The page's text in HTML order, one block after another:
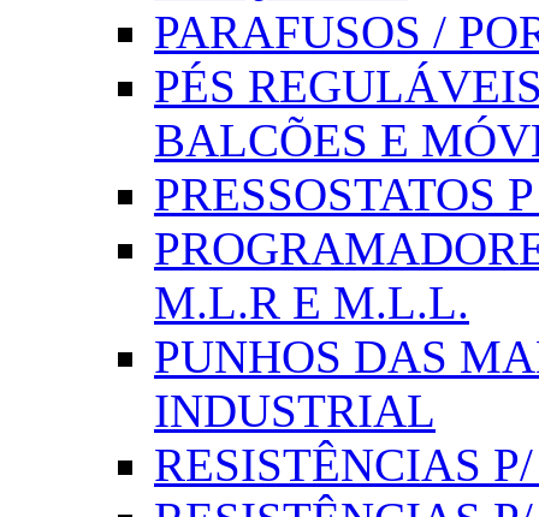
PARAFUSOS /
PÉS
BALCÕES E
PRESSOSTATOS
M.L.R E M.L.L.
PUNHOS DAS
INDUSTRIAL
RESISTÊNCIAS